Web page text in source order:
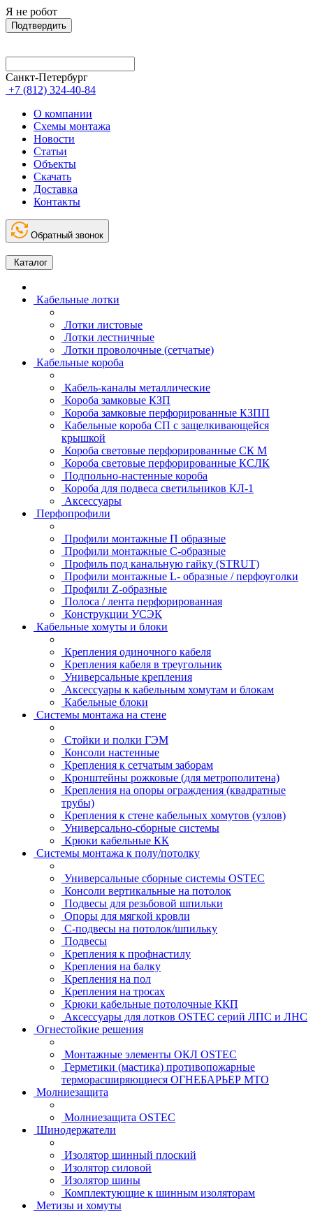
Я не робот
Подтвердить
Санкт-Петербург
+7 (812) 324-40-84
О компании
Схемы монтажа
Новости
Статьи
Объекты
Скачать
Доставка
Контакты
Обратный звонок
Каталог
Кабельные лотки
Лотки листовые
Лотки лестничные
Лотки проволочные (сетчатые)
Кабельные короба
Кабель-каналы металлические
Короба замковые КЗП
Короба замковые перфорированные КЗПП
Кабельные короба СП с защелкивающейся
крышкой
Короба световые перфорированные СК М
Короба световые перфорированные КСЛК
Подпольно-настенные короба
Короба для подвеса светильников КЛ-1
Аксессуары
Перфопрофили
Профили монтажные П образные
Профили монтажные C-образные
Профиль под канальную гайку (STRUT)
Профили монтажные L- образные / перфоуголки
Профили Z-образные
Полоса / лента перфорированная
Конструкции УСЭК
Кабельные хомуты и блоки
Крепления одиночного кабеля
Крепления кабеля в треугольник
Универсальные крепления
Аксессуары к кабельным хомутам и блокам
Кабельные блоки
Системы монтажа на стене
Стойки и полки ГЭМ
Консоли настенные
Крепления к сетчатым заборам
Кронштейны рожковые (для метрополитена)
Крепления на опоры ограждения (квадратные
трубы)
Крепления к стене кабельных хомутов (узлов)
Универсально-сборные системы
Крюки кабельные КК
Системы монтажа к полу/потолку
Универсальные сборные системы OSTEC
Консоли вертикальные на потолок
Подвесы для резьбовой шпильки
Опоры для мягкой кровли
С-подвесы на потолок/шпильку
Подвесы
Крепления к профнастилу
Крепления на балку
Крепления на пол
Крепления на тросах
Крюки кабельные потолочные ККП
Аксессуары для лотков OSTEC серий ЛПС и ЛНС
Огнестойкие решения
Монтажные элементы ОКЛ OSTEC
Герметики (мастика) противопожарные
терморасширяющиеся ОГНЕБАРЬЕР МТО
Молниезащита
Молниезащита OSTEC
Шинодержатели
Изолятор шинный плоский
Изолятор силовой
Изолятор шины
Комплектующие к шинным изоляторам
Метизы и хомуты